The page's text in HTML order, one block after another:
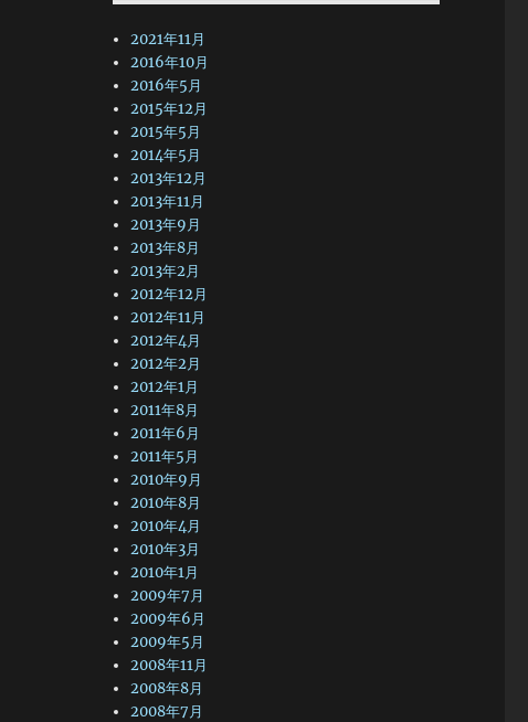
2021年11月
2016年10月
2016年5月
2015年12月
2015年5月
2014年5月
2013年12月
2013年11月
2013年9月
2013年8月
2013年2月
2012年12月
2012年11月
2012年4月
2012年2月
2012年1月
2011年8月
2011年6月
2011年5月
2010年9月
2010年8月
2010年4月
2010年3月
2010年1月
2009年7月
2009年6月
2009年5月
2008年11月
2008年8月
2008年7月